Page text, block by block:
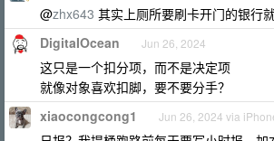
@zhx643 其实上厕所要刷卡开门的银行
DigitaIOcean Jun 26, 2024
这只是一个扣分项，而不是决定项
就像对象喜欢扣脚，要不要分手？
xiaocongcong1 Jun 26, 2024 via